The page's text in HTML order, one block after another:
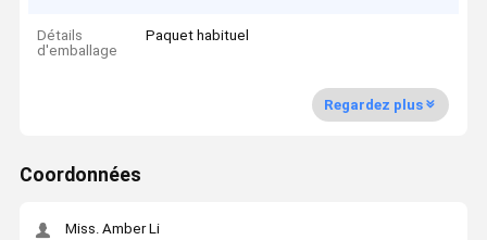
Détails
d'emballage
Paquet habituel
Regardez plus
Coordonnées
Miss. Amber Li